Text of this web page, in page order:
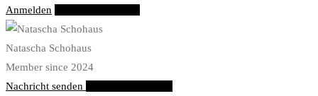
Anmelden
Natascha Schohaus
Member since 2024
Nachricht senden